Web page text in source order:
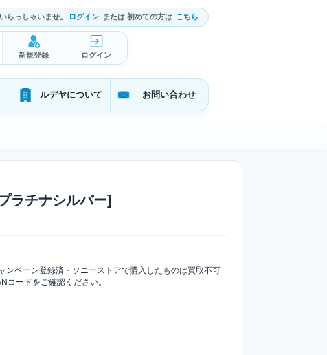
らっしゃいませ。 ログイン または 初めての方は こちら
新規登録 ログイン
ルデヤについて お問い合わせ
ラチナシルバー]
ペーン登録済・ソニーストアで購入したものは買取不可
ードをご確認ください。